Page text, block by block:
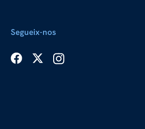
Segueix-nos